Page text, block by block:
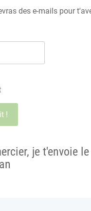
des e-mails pour
je t'envoie